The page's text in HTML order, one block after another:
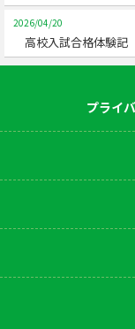
2026/04/20
高校入試合格体験
プライ